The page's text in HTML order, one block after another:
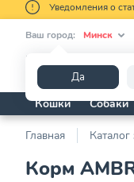
Уведомления о
Ваш город: Минск
Да
Кошки Собаки
Главная
Корм